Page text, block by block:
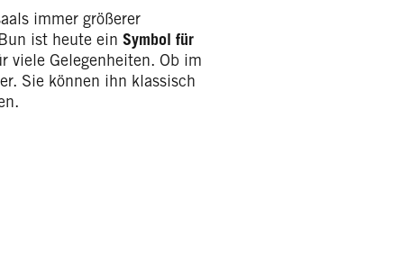
immer größerer
ist heute ein Symbol für
viele Gelegenheiten. Ob im
Sie können ihn klassisch